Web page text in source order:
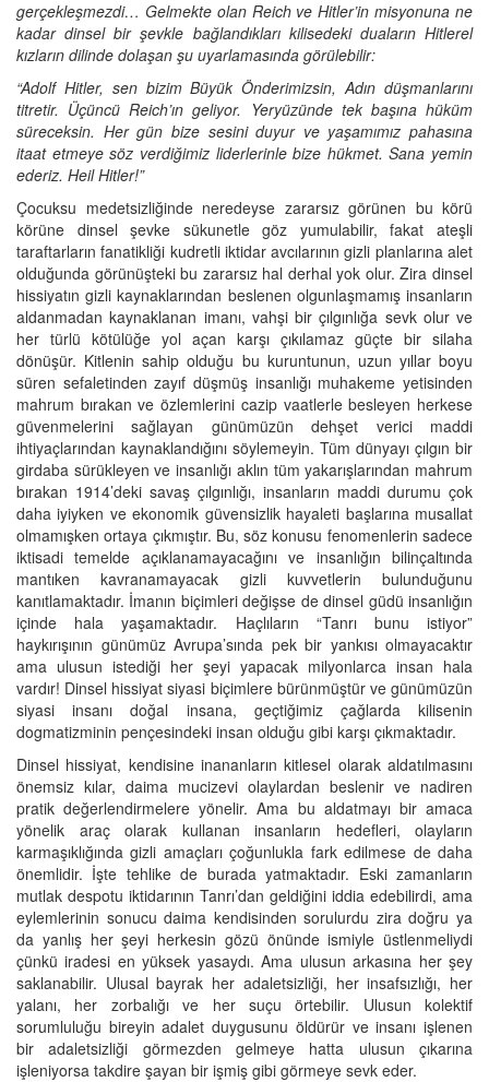
gerçekleşmezdi… Gelmekte olan Reich ve Hitler’in misyonuna ne
kadar dinsel bir şevkle bağlandıkları kilisedeki duaların Hitlerel
kızların dilinde dolaşan şu uyarlamasında görülebilir:
“Adolf Hitler, sen bizim Büyük Önderimizsin, Adın düşmanlarını
titretir. Üçüncü Reich’ın geliyor. Yeryüzünde tek başına hüküm
süreceksin. Her gün bize sesini duyur ve yaşamımız pahasına
itaat etmeye söz verdiğimiz liderlerinle bize hükmet. Sana yemin
ederiz. Heil Hitler!”
Çocuksu medetsizliğinde neredeyse zararsız görünen bu körü
körüne dinsel şevke sükunetle göz yumulabilir, fakat ateşli
taraftarların fanatikliği kudretli iktidar avcılarının gizli planlarına alet
olduğunda görünüşteki bu zararsız hal derhal yok olur. Zira dinsel
hissiyatın gizli kaynaklarından beslenen olgunlaşmamış insanların
aldanmadan kaynaklanan imanı, vahşi bir çılgınlığa sevk olur ve
her türlü kötülüğe yol açan karşı çıkılamaz güçte bir silaha
dönüşür. Kitlenin sahip olduğu bu kuruntunun, uzun yıllar boyu
süren sefaletinden zayıf düşmüş insanlığı muhakeme yetisinden
mahrum bırakan ve özlemlerini cazip vaatlerle besleyen herkese
güvenmelerini sağlayan günümüzün dehşet verici maddi
ihtiyaçlarından kaynaklandığını söylemeyin. Tüm dünyayı çılgın bir
girdaba sürükleyen ve insanlığı aklın tüm yakarışlarından mahrum
bırakan 1914’deki savaş çılgınlığı, insanların maddi durumu çok
daha iyiyken ve ekonomik güvensizlik hayaleti başlarına musallat
olmamışken ortaya çıkmıştır. Bu, söz konusu fenomenlerin sadece
iktisadi temelde açıklanamayacağını ve insanlığın bilinçaltında
mantıken kavranamayacak gizli kuvvetlerin bulunduğunu
kanıtlamaktadır. İmanın biçimleri değişse de dinsel güdü insanlığın
içinde hala yaşamaktadır. Haçlıların “Tanrı bunu istiyor”
haykırışının günümüz Avrupa’sında pek bir yankısı olmayacaktır
ama ulusun istediği her şeyi yapacak milyonlarca insan hala
vardır! Dinsel hissiyat siyasi biçimlere bürünmüştür ve günümüzün
siyasi insanı doğal insana, geçtiğimiz çağlarda kilisenin
dogmatizminin pençesindeki insan olduğu gibi karşı çıkmaktadır.
Dinsel hissiyat, kendisine inananların kitlesel olarak aldatılmasını
önemsiz kılar, daima mucizevi olaylardan beslenir ve nadiren
pratik değerlendirmelere yönelir. Ama bu aldatmayı bir amaca
yönelik araç olarak kullanan insanların hedefleri, olayların
karmaşıklığında gizli amaçları çoğunlukla fark edilmese de daha
önemlidir. İşte tehlike de burada yatmaktadır. Eski zamanların
mutlak despotu iktidarının Tanrı’dan geldiğini iddia edebilirdi, ama
eylemlerinin sonucu daima kendisinden sorulurdu zira doğru ya
da yanlış her şeyi herkesin gözü önünde ismiyle üstlenmeliydi
çünkü iradesi en yüksek yasaydı. Ama ulusun arkasına her şey
saklanabilir. Ulusal bayrak her adaletsizliği, her insafsızlığı, her
yalanı, her zorbalığı ve her suçu örtebilir. Ulusun kolektif
sorumluluğu bireyin adalet duygusunu öldürür ve insanı işlenen
bir adaletsizliği görmezden gelmeye hatta ulusun çıkarına
işleniyorsa takdire şayan bir işmiş gibi görmeye sevk eder.